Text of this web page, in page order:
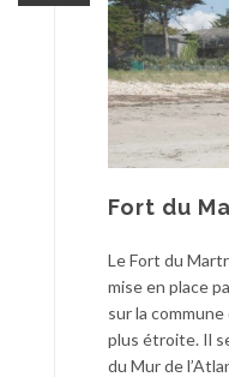
Fort du
Le Fort du
mise en place
sur la commune
plus étroite. Il
du Mur de